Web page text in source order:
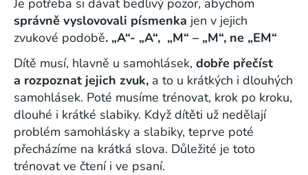
Je potřeba si dávat bedlivý pozor, abychom
správně vyslovovali písmenka jen v jejich
zvukové podobě. „A“- „A“, „M“ – „M“, ne „EM“
Dítě musí, hlavně u samohlásek, dobře přečíst
a rozpoznat jejich zvuk, a to u krátkých i dlouhých
samohlásek. Poté musíme trénovat, krok po kroku,
dlouhé i krátké slabiky. Když dítěti už nedělají
problém samohlásky a slabiky, teprve poté
přecházíme na krátká slova. Důležité je toto
trénovat ve čtení i ve psaní.